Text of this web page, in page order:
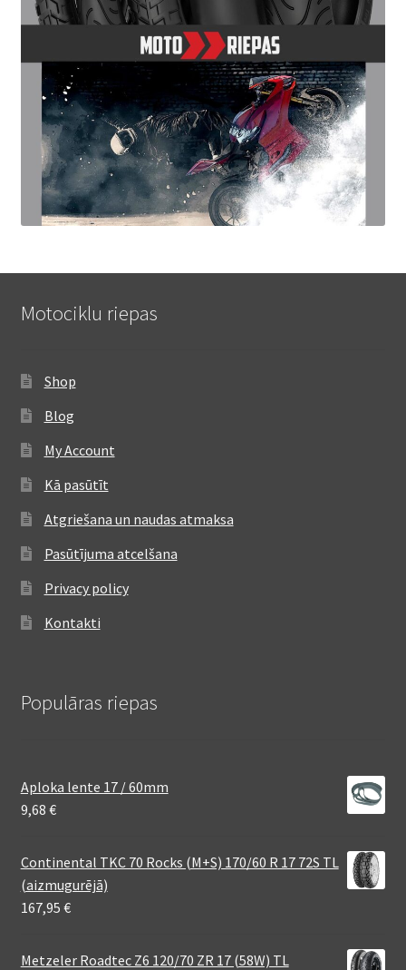
Motociklu riepas
Shop
Blog
My Account
Kā pasūtīt
Atgriešana un naudas atmaksa
Pasūtījuma atcelšana
Privacy policy
Kontakti
Populāras riepas
Aploka lente 17 / 60mm
9,68 €
Continental TKC 70 Rocks (M+S) 170/60 R 17 72S TL
(aizmugurējā)
167,95 €
Metzeler Roadtec Z6 120/70 ZR 17 (58W) TL